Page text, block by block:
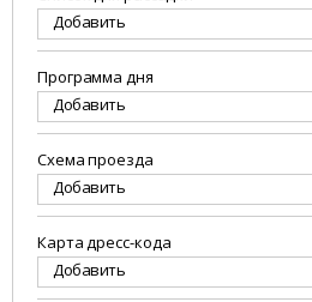
Добавить
Программа дня
Добавить
Схема проезда
Добавить
Карта дресс-кода
Добавить